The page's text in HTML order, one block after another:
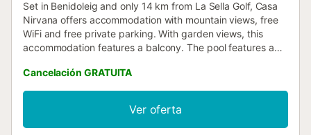
Set in Benidoleig and only 14 km from La Sella Golf, Casa
Nirvana offers accommodation with mountain views, free
WiFi and free private parking. With garden views, this
accommodation features a balcony. The pool features a
Cancelación GRATUITA
Ver oferta